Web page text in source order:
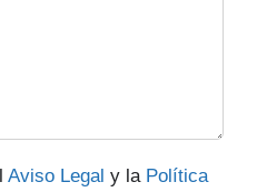
Aviso Legal y la Política